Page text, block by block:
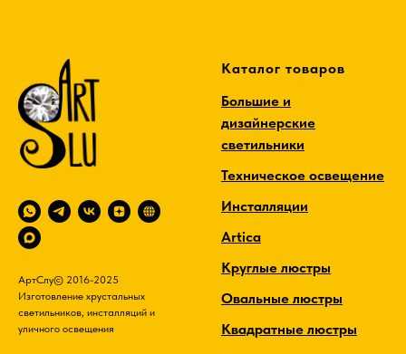
АртСлу© 2016-2025
Изготовление хрустальных
светильников, инсталляций и
уличного освещения
Каталог товаров
Большие и
дизайнерские
светильники
Техническое освещение
Инсталляции
Artica
Круглые люстры
Овальные люстры
Квадратные люстры